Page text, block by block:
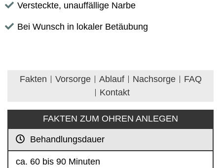
Versteckte, unauffällige Narbe
Bei Wunsch in lokaler Betäubung
Fakten Vorsorge Ablauf Nachsorge
FAQ
Kontakt
FAKTEN ZUM OHREN ANLEGEN
Behandlungsdauer
ca. 60 bis 90 Minuten